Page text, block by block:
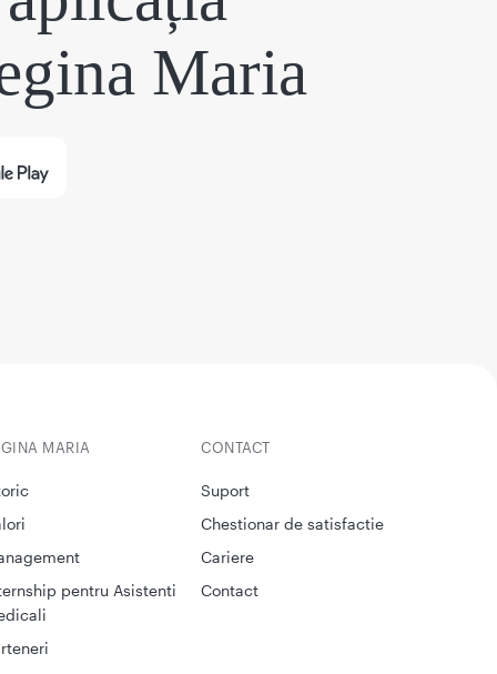
Maria
CONTACT
Suport
Chestionar de satisfactie
Cariere
Contact
MARIA
pentru Asistenti